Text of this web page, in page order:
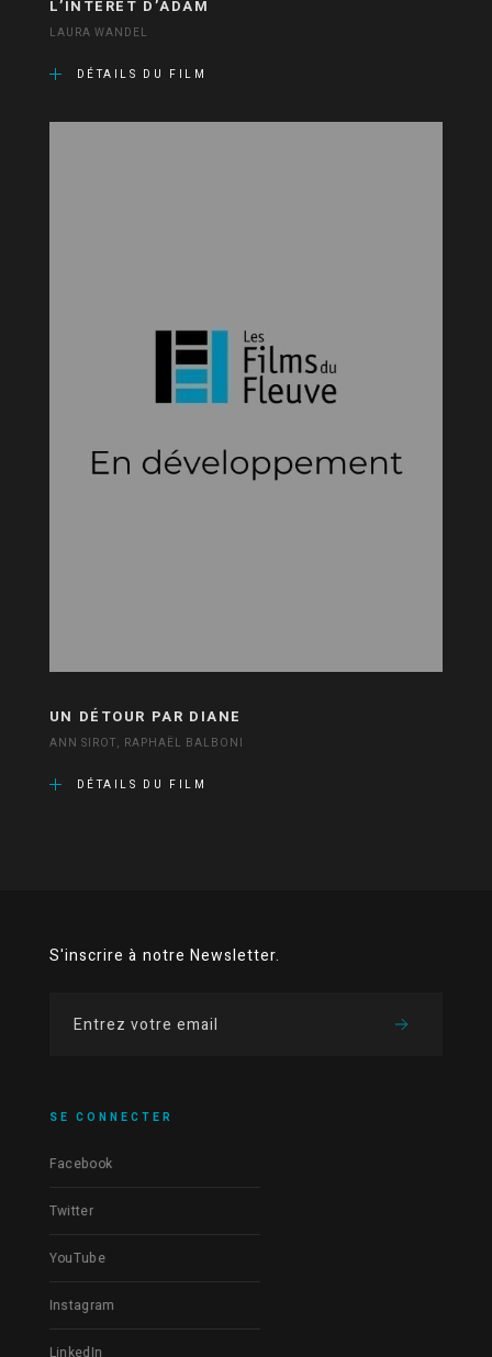
L’INTÉRÊT D’ADAM
LAURA WANDEL
DÉTAILS DU FILM
UN DÉTOUR PAR DIANE
ANN SIROT, RAPHAËL BALBONI
DÉTAILS DU FILM
S'inscrire à notre Newsletter.
SE CONNECTER
Facebook
Twitter
YouTube
Instagram
LinkedIn